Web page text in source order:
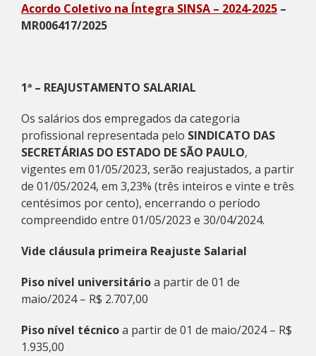
Acordo Coletivo na Íntegra SINSA – 2024-2025 –
MR006417/2025
1ª – REAJUSTAMENTO SALARIAL
Os salários dos empregados da categoria
profissional representada pelo SINDICATO DAS
SECRETÁRIAS DO ESTADO DE SÃO PAULO,
vigentes em 01/05/2023, serão reajustados, a partir
de 01/05/2024, em 3,23% (três inteiros e vinte e três
centésimos por cento), encerrando o período
compreendido entre 01/05/2023 e 30/04/2024.
Vide cláusula primeira Reajuste Salarial
Piso nível universitárioa partir de 01 de
maio/2024 – R$ 2.707,00
Piso nível técnicoa partir de 01 de maio/2024 – R$
1.935,00